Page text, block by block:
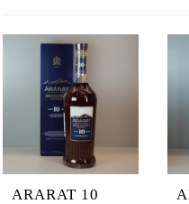
ARARAT 10